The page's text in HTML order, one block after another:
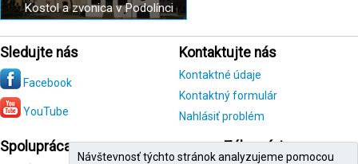
Kostol a zvonica v Podolínci
Sledujte nás
Facebook
YouTube
Kontaktujte nás
Kontaktné údaje
Kontaktný formulár
Nahlásiť problém
Spolupráca Zákazníci
Návštevnosť týchto stránok analyzujeme pomocou